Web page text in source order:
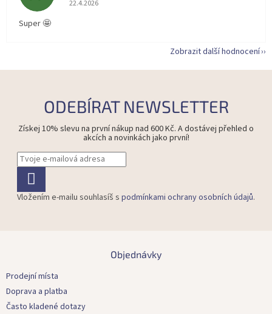
22.4.2026
Super 🤩
Zobrazit další hodnocení
ODEBÍRAT NEWSLETTER
Získej 10% slevu na první nákup nad 600 Kč. A dostávej přehled o
akcích a novinkách jako první!
Vložením e-mailu souhlasíš s podmínkami ochrany osobních údajů.
Objednávky
Prodejní místa
Doprava a platba
Často kladené dotazy